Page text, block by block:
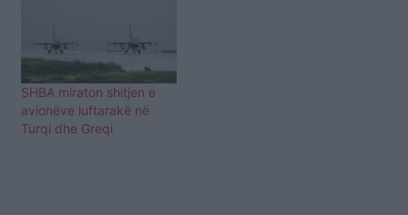
SHBA miraton shitjen e
avionëve luftarakë në
Turqi dhe Greqi